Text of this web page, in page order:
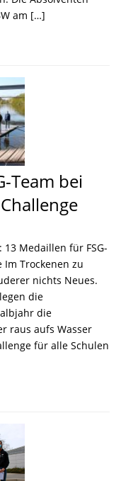
am […]
Team bei
13 Medaillen für FSG-
Im Trockenen zu
nichts Neues.
die
die
raus aufs Wasser
für alle Schulen